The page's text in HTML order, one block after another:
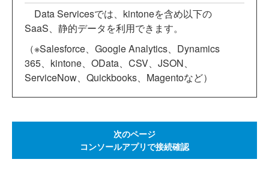
Data Servicesでは、kintoneを含め以下の
SaaS、静的データを利用できます。
（※Salesforce、Google Analytics、Dynamics
365、kintone、OData、CSV、JSON、
ServiceNow、Quickbooks、Magentoなど）
次のページ
コンソールアプリで接続確認